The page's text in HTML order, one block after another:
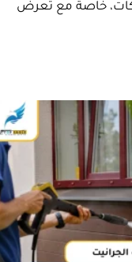
خاصة مع تعرض